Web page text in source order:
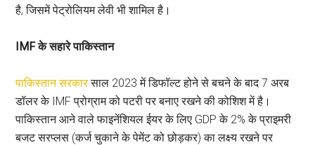
है, जिसमें पेट्रोलियम लेवी भी शामिल है।
IMF के सहारे पाकिस्तान
पाकिस्तान सरकारसाल 2023 में डिफॉल्ट होने से बचने के बाद 7 अरब
डॉलर के IMF प्रोग्राम को पटरी पर बनाए रखने की कोशिश में है।
पाकिस्तान आने वाले फाइनेंशियल ईयर के लिए GDP के 2% के प्राइमरी
बजट सरप्लस (कर्ज चुकाने के पेमेंट को छोड़कर) का लक्ष्य रखने पर